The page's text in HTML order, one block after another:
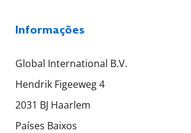
Informações
Global International B.V.
Hendrik Figeeweg 4
2031 BJ Haarlem
Países Baixos